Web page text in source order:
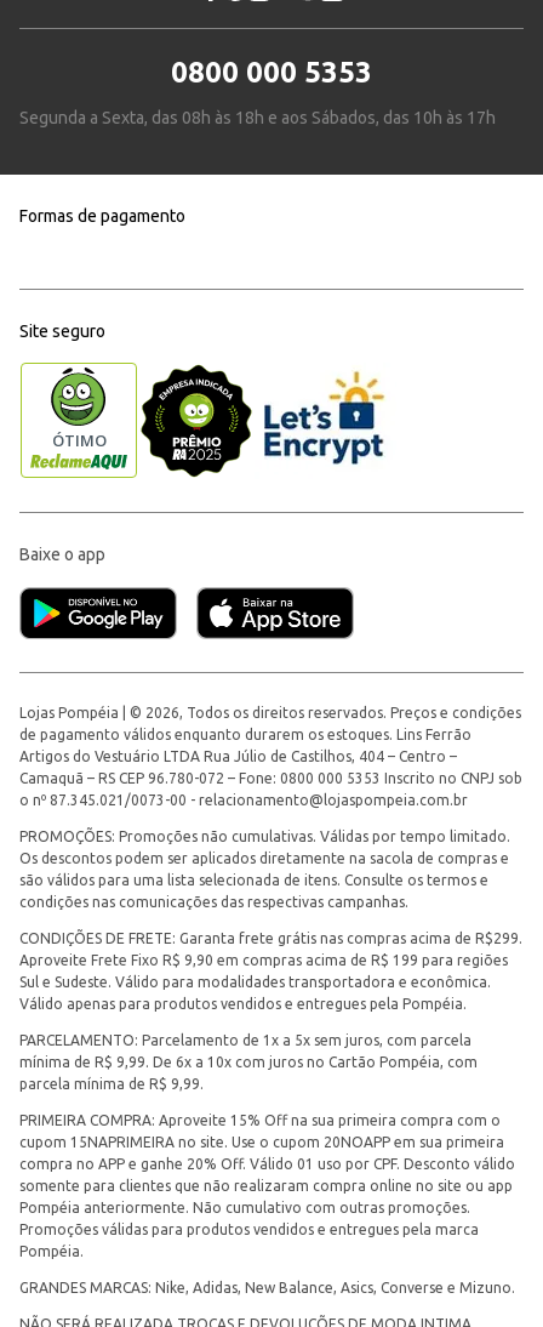
0800 000 5353
Segunda a Sexta, das 08h às 18h e aos Sábados, das 10h às 17h
Formas de pagamento
Site seguro
Baixe o app
Lojas Pompéia | © 2026, Todos os direitos reservados. Preços e condições
de pagamento válidos enquanto durarem os estoques. Lins Ferrão
Artigos do Vestuário LTDA Rua Júlio de Castilhos, 404 – Centro –
Camaquã – RS CEP 96.780-072 – Fone: 0800 000 5353 Inscrito no CNPJ sob
o nº 87.345.021/0073-00 - relacionamento@lojaspompeia.com.br
PROMOÇÕES: Promoções não cumulativas. Válidas por tempo limitado.
Os descontos podem ser aplicados diretamente na sacola de compras e
são válidos para uma lista selecionada de itens. Consulte os termos e
condições nas comunicações das respectivas campanhas.
CONDIÇÕES DE FRETE: Garanta frete grátis nas compras acima de R$299.
Aproveite Frete Fixo R$ 9,90 em compras acima de R$ 199 para regiões
Sul e Sudeste. Válido para modalidades transportadora e econômica.
Válido apenas para produtos vendidos e entregues pela Pompéia.
PARCELAMENTO: Parcelamento de 1x a 5x sem juros, com parcela
mínima de R$ 9,99. De 6x a 10x com juros no Cartão Pompéia, com
parcela mínima de R$ 9,99.
PRIMEIRA COMPRA: Aproveite 15% Off na sua primeira compra com o
cupom 15NAPRIMEIRA no site. Use o cupom 20NOAPP em sua primeira
compra no APP e ganhe 20% Off. Válido 01 uso por CPF. Desconto válido
somente para clientes que não realizaram compra online no site ou app
Pompéia anteriormente. Não cumulativo com outras promoções.
Promoções válidas para produtos vendidos e entregues pela marca
Pompéia.
GRANDES MARCAS: Nike, Adidas, New Balance, Asics, Converse e Mizuno.